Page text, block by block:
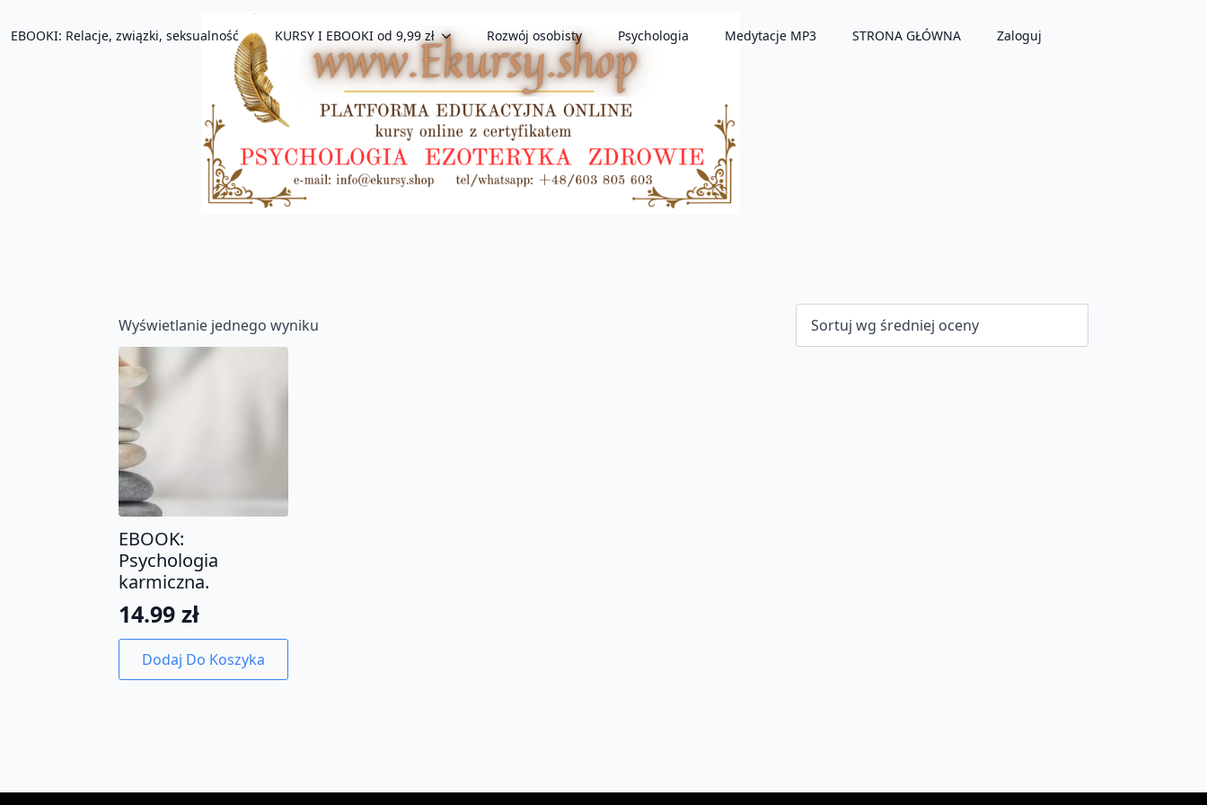
EBOOKI: Relacje, związki, seksualność KURSY I EBOOKI od 9,99 zł Rozwój osobisty Psychologia Medytacje MP3 STRONA GŁÓWNA Zaloguj
Wyświetlanie jednego wyniku
EBOOK:
Psychologia
karmiczna.
14.99 zł
Dodaj Do Koszyka